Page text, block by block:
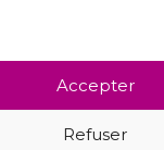
Accepter
Refuser
Loisirs Créatifs.